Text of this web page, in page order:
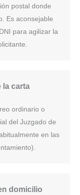
postal donde
Es aconsejable
para agilizar la
la carta
ordinario o
del Juzgado de
en las
domicilio